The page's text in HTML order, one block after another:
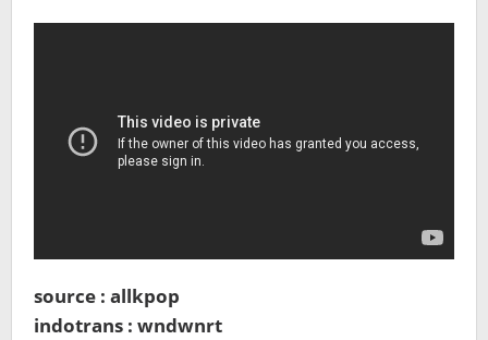
source : allkpop
indotrans : wndwnrt